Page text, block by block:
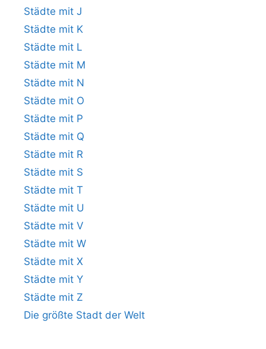
Städte mit J
Städte mit K
Städte mit L
Städte mit M
Städte mit N
Städte mit O
Städte mit P
Städte mit Q
Städte mit R
Städte mit S
Städte mit T
Städte mit U
Städte mit V
Städte mit W
Städte mit X
Städte mit Y
Städte mit Z
Die größte Stadt der Welt